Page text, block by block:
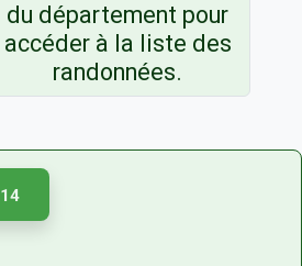
du département pour
accéder à la liste des
randonnées.
14